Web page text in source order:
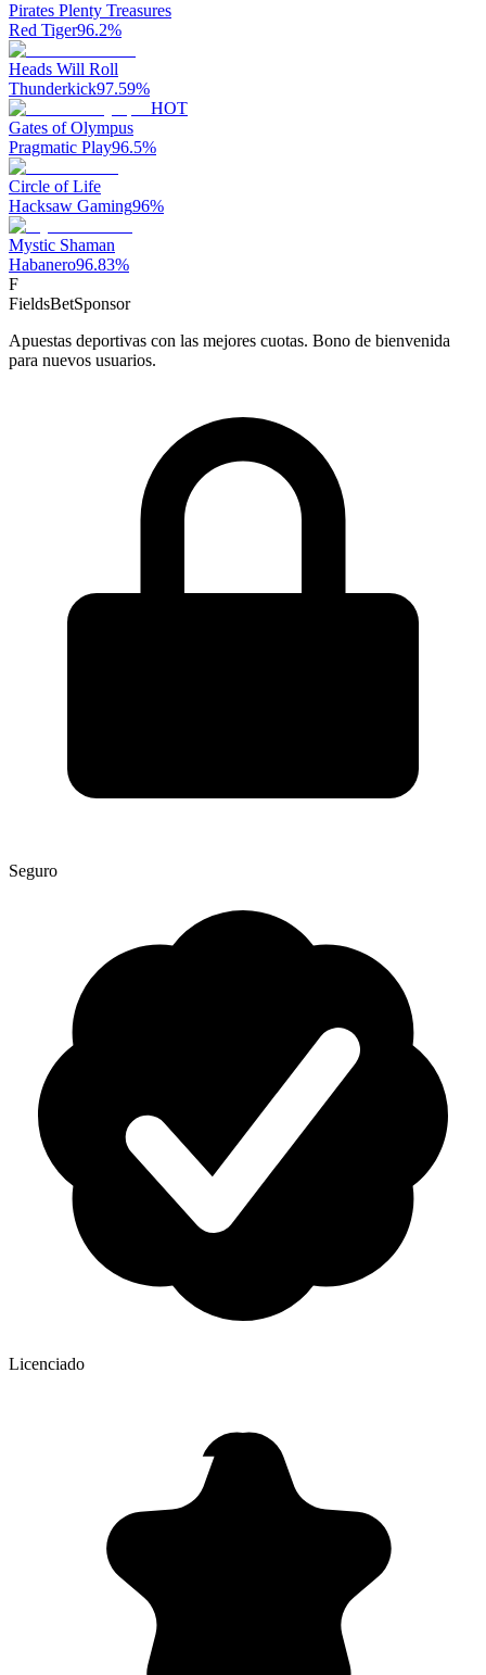
Pirates Plenty Treasures
Red Tiger96.2%
Heads Will Roll
Thunderkick97.59%
HOT
Gates of Olympus
Pragmatic Play96.5%
Circle of Life
Hacksaw Gaming96%
Mystic Shaman
Habanero96.83%
F
FieldsBetSponsor
Apuestas deportivas con las mejores cuotas. Bono de bienvenida
para nuevos usuarios.
Seguro
Licenciado